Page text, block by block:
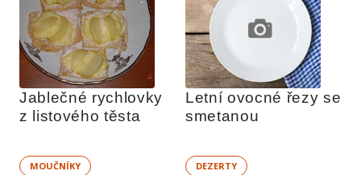
Jablečné rychlovky
z listového těsta
MOUČNÍKY
Letní ovocné řezy se
smetanou
DEZERTY